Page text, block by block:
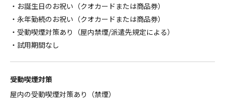
・お誕生日のお祝い（クオカードまたは商品券）
・永年勤続のお祝い（クオカードまたは商品券）
・受動喫煙対策あり（屋内禁煙/派遣先規定による）
・試用期間なし
受動喫煙対策
屋内の受動喫煙対策あり（禁煙）